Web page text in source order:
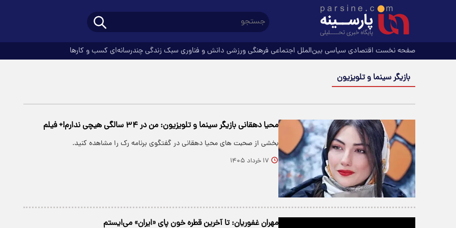
صفحه نخست اقتصادی سیاسی بین‌الملل اجتماعی فرهنگیورزشی دانش و فناوری سبک زندگیچندرسانه‌ای کسب و کارها
بازیگر سینما و تلویزیون
محیا دهقانی بازیگر سینما و تلویزیون: من در ۳۴ سالگی هیچی ندارم!+ فیلم
بخشی از صحبت های محیا دهقانی در گفتگوی برنامه رک را مشاهده کنید‌.
۱۷ خرداد ۱۴۰۵
مهران غفوریان: تا آخرین قطره خون پای «ایران» می‌ایستم